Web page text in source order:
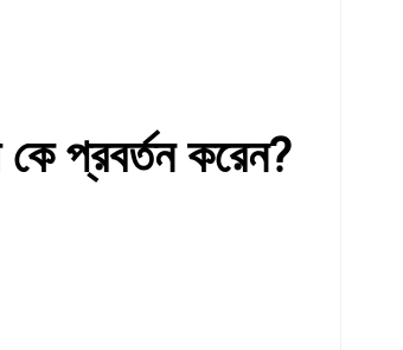
কে প্রবর্তন করেন?